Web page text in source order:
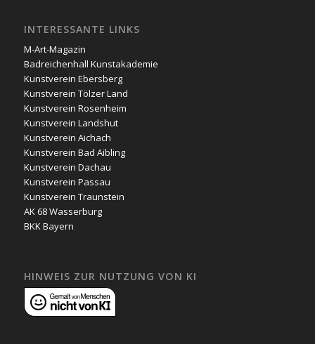
INTERESSANTE LINKS
M-Art-Magazin
Badreichenhall Kunstakademie
Kunstverein Ebersberg
Kunstverein Tölzer Land
Kunstverein Rosenheim
Kunstverein Landshut
Kunstverein Aichach
Kunstverein Bad Aibling
Kunstverein Dachau
Kunstverein Passau
Kunstverein Traunstein
AK 68 Wasserburg
BKK Bayern
HINWEIS ZUR NUTZUNG VON KI